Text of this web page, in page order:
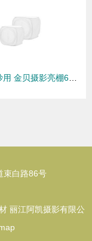
束白路86号
丽江阿凯摄影有限公